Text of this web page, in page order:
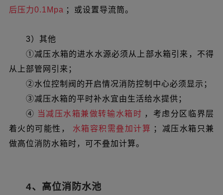
后压力0.1Mpa ；或设置导流筒。
3）其他
①减压水箱的进水水源必须从上部水箱引来，不得
从上部管网引来；
②水位控制阀的开启情况消防控制中心必须显示；
③减压水箱的平时补水宜由生活给水提供；
④ 当减压水箱兼做转输水箱时 ，考虑分区临界层
着火的可能性，
水箱容积需叠加计算 ；减压水箱只兼
做高位消防水箱时，可不叠加计算。
4、高位消防水池